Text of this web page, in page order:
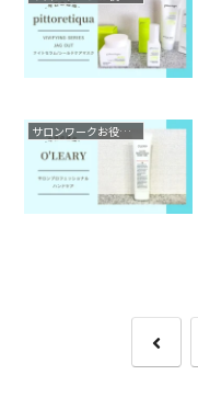
サロンワークお役立ち情報
前